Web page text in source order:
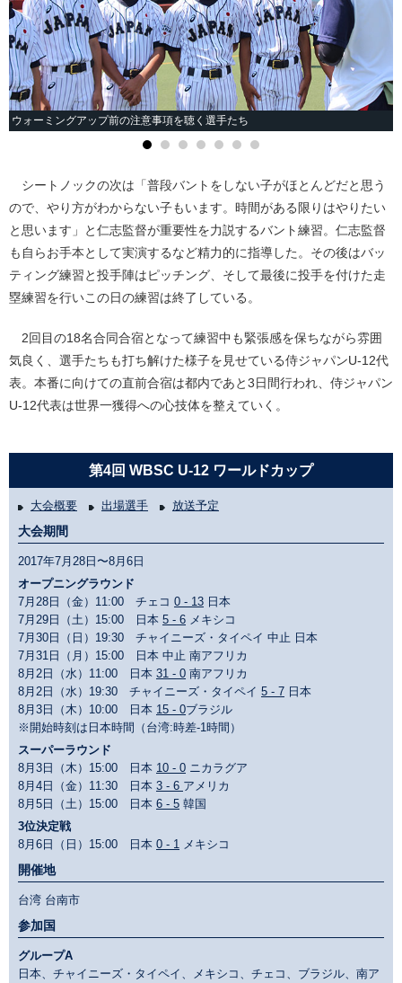
ウォーミングアップ前の注意事項を聴く選手たち
シートノックの次は「普段バントをしない子がほとんどだと思う
ので、やり方がわからない子もいます。時間がある限りはやりたい
と思います」と仁志監督が重要性を力説するバント練習。仁志監督
も自らお手本として実演するなど精力的に指導した。その後はバッ
ティング練習と投手陣はピッチング、そして最後に投手を付けた走
塁練習を行いこの日の練習は終了している。
2回目の18名合同合宿となって練習中も緊張感を保ちながら雰囲
気良く、選手たちも打ち解けた様子を見せている侍ジャパンU-12代
表。本番に向けての直前合宿は都内であと3日間行われ、侍ジャパン
U-12代表は世界一獲得への心技体を整えていく。
第4回 WBSC U-12 ワールドカップ
大会概要 出場選手 放送予定
大会期間
2017年7月28日〜8月6日
オープニングラウンド
7月28日（金）11:00 チェコ 0 - 13 日本
7月29日（土）15:00 日本 5 - 6 メキシコ
7月30日（日）19:30 チャイニーズ・タイペイ 中止 日本
7月31日（月）15:00 日本 中止 南アフリカ
8月2日（水）11:00 日本 31 - 0 南アフリカ
8月2日（水）19:30 チャイニーズ・タイペイ 5 - 7 日本
8月3日（木）10:00 日本 15 - 0ブラジル
※開始時刻は日本時間（台湾:時差-1時間）
スーパーラウンド
8月3日（木）15:00 日本 10 - 0 ニカラグア
8月4日（金）11:30 日本 3 - 6 アメリカ
8月5日（土）15:00 日本 6 - 5 韓国
3位決定戦
8月6日（日）15:00 日本 0 - 1 メキシコ
開催地
台湾 台南市
参加国
グループA
日本、チャイニーズ・タイペイ、メキシコ、チェコ、ブラジル、南ア